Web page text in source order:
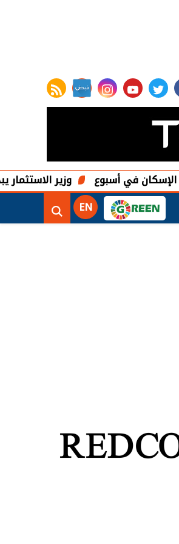
twitter
youtube
instagram
rss feed
وزير الاستثمار يبحث مع وزير
EN